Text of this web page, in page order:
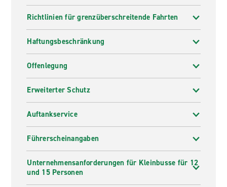
Richtlinien für grenzüberschreitende Fahrten
Haftungsbeschränkung
Offenlegung
Erweiterter Schutz
Auftankservice
Führerscheinangaben
Unternehmensanforderungen für Kleinbusse für 12
und 15 Personen